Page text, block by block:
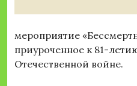
мероприятие
приуроченное к 81-
Отечественной войне.